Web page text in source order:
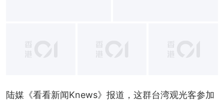
+ 7
陆媒《看看新闻Knews》报道，这群台湾观光客参加